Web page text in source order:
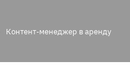
Контент-менеджер в аренду